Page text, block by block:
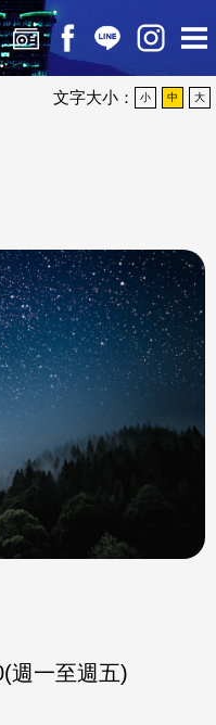
文字大小： 小 中 大
週一至週五)